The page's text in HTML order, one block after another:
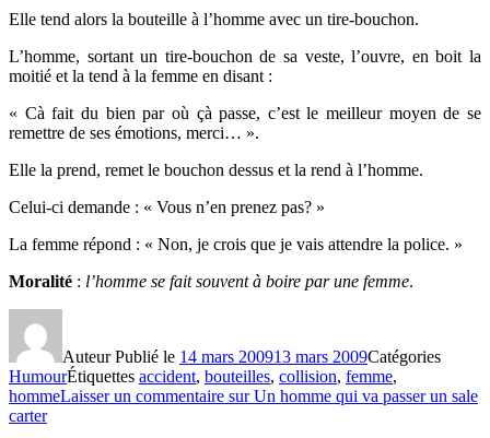
Elle tend alors la bouteille à l’homme avec un tire-bouchon.
L’homme, sortant un tire-bouchon de sa veste, l’ouvre, en boit la
moitié et la tend à la femme en disant :
« Cà fait du bien par où çà passe, c’est le meilleur moyen de se
remettre de ses émotions, merci… ».
Elle la prend, remet le bouchon dessus et la rend à l’homme.
Celui-ci demande : « Vous n’en prenez pas? »
La femme répond : « Non, je crois que je vais attendre la police. »
Moralité : l’homme se fait souvent à boire par une femme.
AuteurPublié le 14 mars 200913 mars 2009Catégories
HumourÉtiquettes accident, bouteilles, collision, femme,
hommeLaisser un commentaire sur Un homme qui va passer un sale
carter